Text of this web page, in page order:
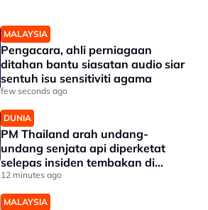
MALAYSIA
Pengacara, ahli perniagaan
ditahan bantu siasatan audio siar
sentuh isu sensitiviti agama
few seconds ago
DUNIA
PM Thailand arah undang-
undang senjata api diperketat
selepas insiden tembakan di
sekolah
12 minutes ago
MALAYSIA